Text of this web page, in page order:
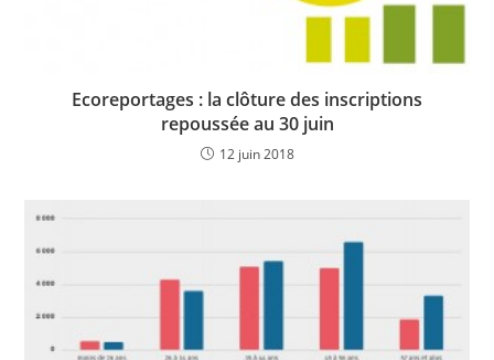
Ecoreportages : la clôture des inscriptions
repoussée au 30 juin
12 juin 2018